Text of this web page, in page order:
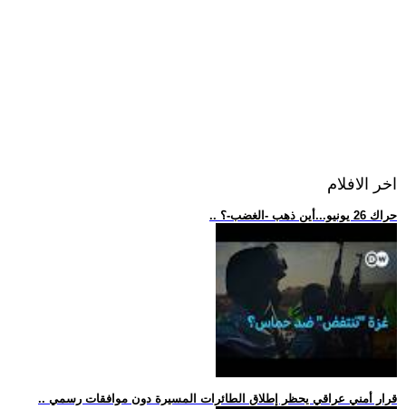
اخر الافلام
.. حراك 26 يونيو...أين ذهب -الغضب-؟
.. قرار أمني عراقي يحظر إطلاق الطائرات المسيرة دون موافقات رسمي